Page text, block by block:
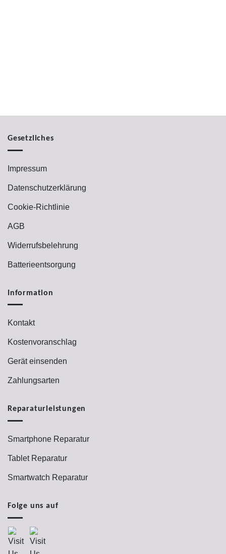
Gesetzliches
Impressum
Datenschutzerklärung
Cookie-Richtlinie
AGB
Widerrufsbelehrung
Batterieentsorgung
Information
Kontakt
Kostenvoranschlag
Gerät einsenden
Zahlungsarten
Reparaturleistungen
Smartphone Reparatur
Tablet Reparatur
Smartwatch Reparatur
Folge uns auf